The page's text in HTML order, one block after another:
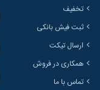
تخفیف
ثبت فیش بانکی
ارسال تیکت
همکاری در فروش
تماس با ما